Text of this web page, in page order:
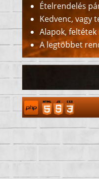
Ételrendelés
Kedvenc, vagy
Alapok,
A legtöbbet